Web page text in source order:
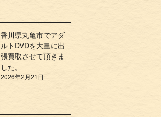
香川県丸亀市でアダ
ルトDVDを大量に出
張買取させて頂きま
した。
2026年2月21日